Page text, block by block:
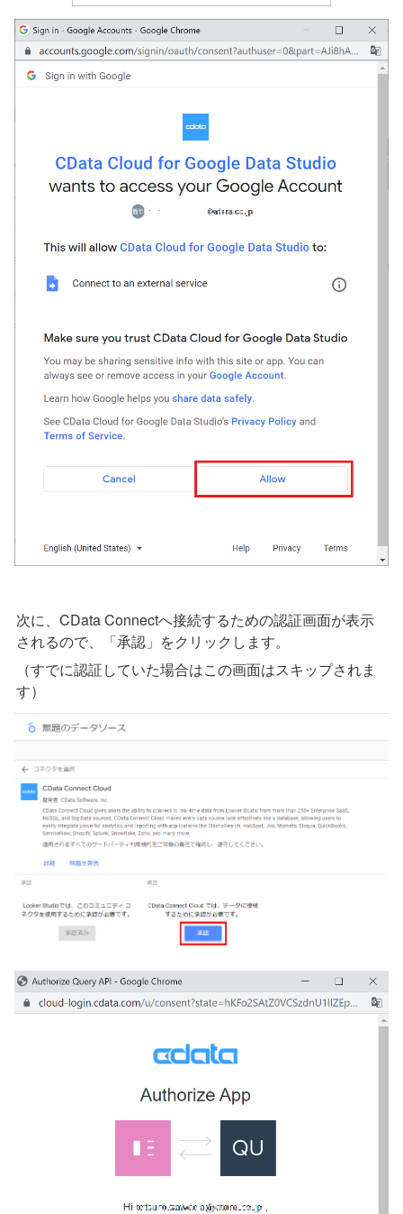
次に、CData Connectへ接続するための認証画面が表示
されるので、「承認」をクリックします。
（すでに認証していた場合はこの画面はスキップされま
す）